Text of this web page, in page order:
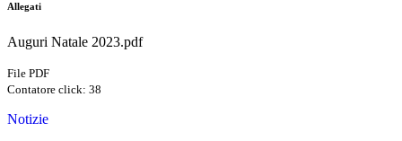
Allegati
Auguri Natale 2023.pdf
File PDF
Contatore click: 38
Notizie